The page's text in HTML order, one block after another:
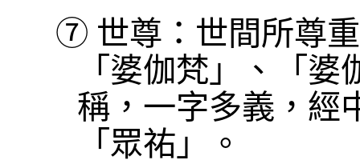
⑦ 世尊：世間所尊
「婆伽梵」、「
稱，一字多義，經
「眾祐」。